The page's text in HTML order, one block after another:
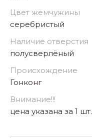
Цвет жемчужины
серебристый
Наличие отверстия
полусверлёный
Происхождение
Гонконг
Внимание!!!
цена указана за 1 шт.